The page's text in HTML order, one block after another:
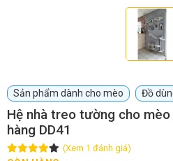
mèo
TIN TỨC
Sản phẩm dành cho mèo Đồ
Hệ nhà treo tường cho
hàng DD41
(Xem 1 đánh giá)